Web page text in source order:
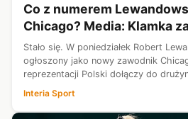
Co z numerem
Chicago? Media: Klamka
Stało się. W poniedziałek Robert
ogłoszony jako nowy zawodnik
reprezentacji Polski dołączy do
występował ze swoim ukochan...
Interia Sport